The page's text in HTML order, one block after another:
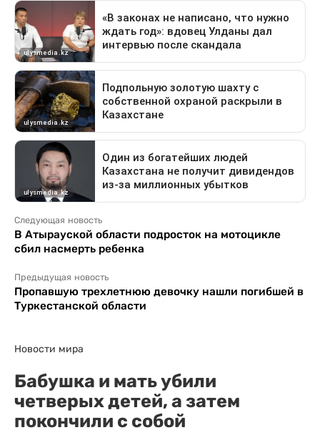
Следующая новость
В Атырауской области подросток на мотоцикле
сбил насмерть ребенка
Предыдущая новость
Пропавшую трехлетнюю девочку нашли погибшей в
Туркестанской области
Новости мира
Бабушка и мать убили
четверых детей, а затем
покончили с собой